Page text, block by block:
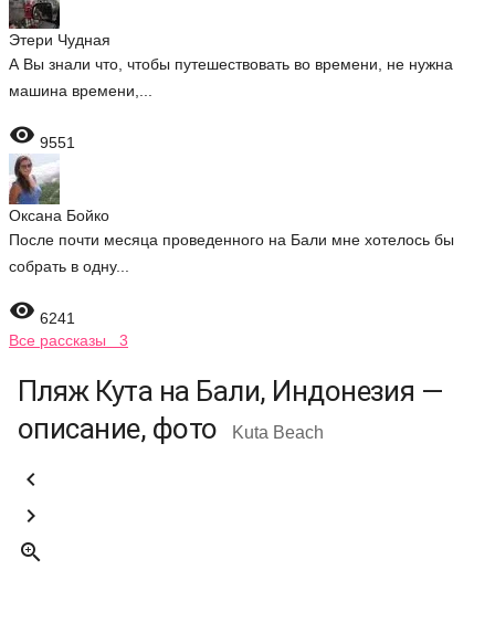
Этери Чудная
А Вы знали что, чтобы путешествовать во времени, не нужна
машина времени,...
 9551
Оксана Бойко
После почти месяца проведенного на Бали мне хотелось бы
собрать в одну...
 6241
Все рассказы 3
Пляж Кута на Бали, Индонезия —
описание, фото
Kuta Beach


